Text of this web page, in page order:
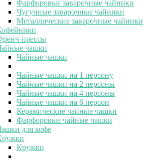
Фарфоровые заварочные чайники
Чугунные заварочные чайники
Металлические заварочные чайники
прессы
чашки
Чайные чашки
Чайные чашки на 1 персону
Чайные чашки на 2 персоны
Чайные чашки на 4 персоны
Чайные чашки на 6 персон
Керамические чайные чашки
Фарфоровые чайные чашки
для кофе
Кружки